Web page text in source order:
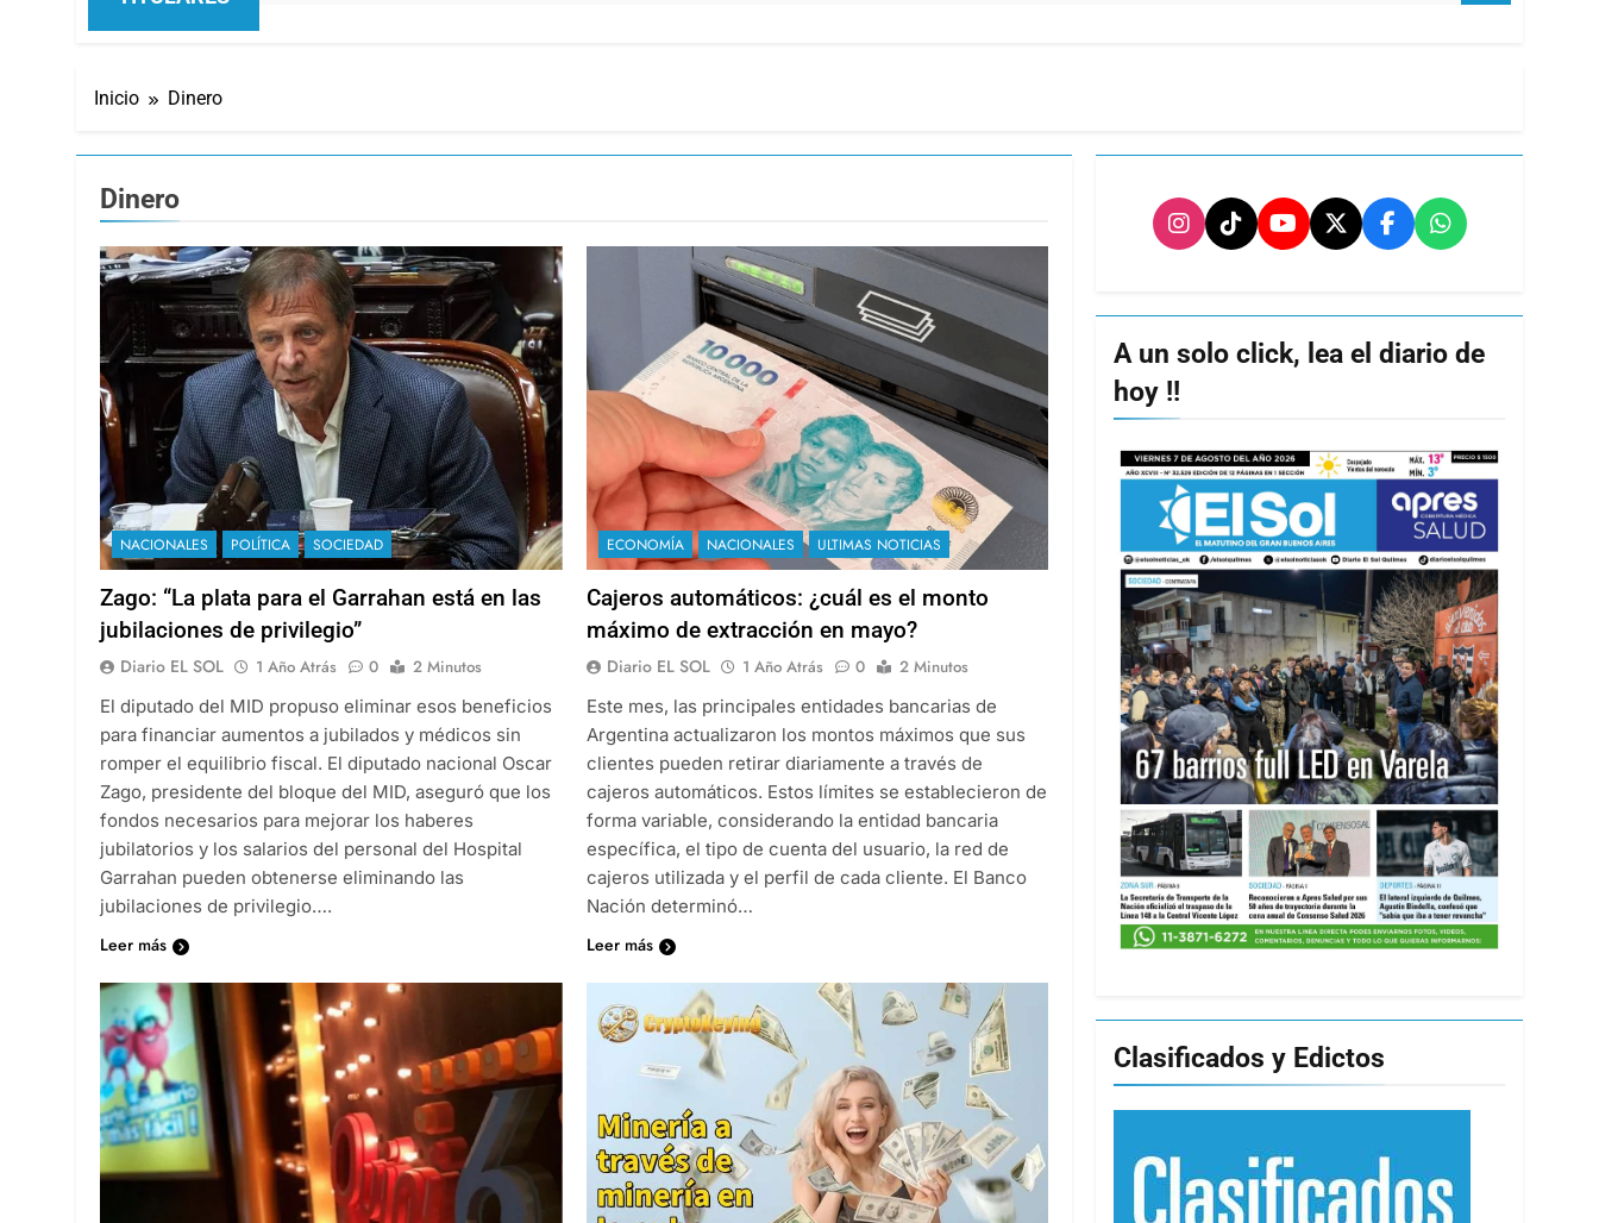
Inicio Dinero
Dinero
NACIONALES POLÍTICA SOCIEDAD
Zago: “La plata para el Garrahan está en las
jubilaciones de privilegio”
Diario EL SOL 1 Año Atrás 0
2 Minutos
El diputado del MID propuso eliminar esos beneficios
para financiar aumentos a jubilados y médicos sin
romper el equilibrio fiscal. El diputado nacional Oscar
Zago, presidente del bloque del MID, aseguró que los
fondos necesarios para mejorar los haberes
jubilatorios y los salarios del personal del Hospital
Garrahan pueden obtenerse eliminando las
jubilaciones de privilegio….
Leer más
ECONOMÍA NACIONALES ULTIMAS NOTICIAS
Cajeros automáticos: ¿cuál es el monto
máximo de extracción en mayo?
Diario EL SOL 1 Año Atrás 0
2 Minutos
Este mes, las principales entidades bancarias de
Argentina actualizaron los montos máximos que sus
clientes pueden retirar diariamente a través de
cajeros automáticos. Estos límites se establecieron de
forma variable, considerando la entidad bancaria
específica, el tipo de cuenta del usuario, la red de
cajeros utilizada y el perfil de cada cliente. El Banco
Nación determinó…
Leer más
A un solo click, lea el diario de
hoy !!
Clasificados y Edictos